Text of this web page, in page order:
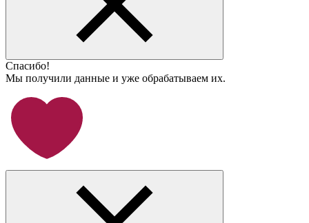
Спасибо!
Мы получили данные и уже обрабатываем их.